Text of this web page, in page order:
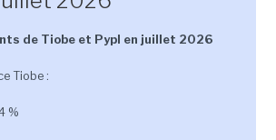
de Tiobe et Pypl en juillet 2026
Tiobe :
%